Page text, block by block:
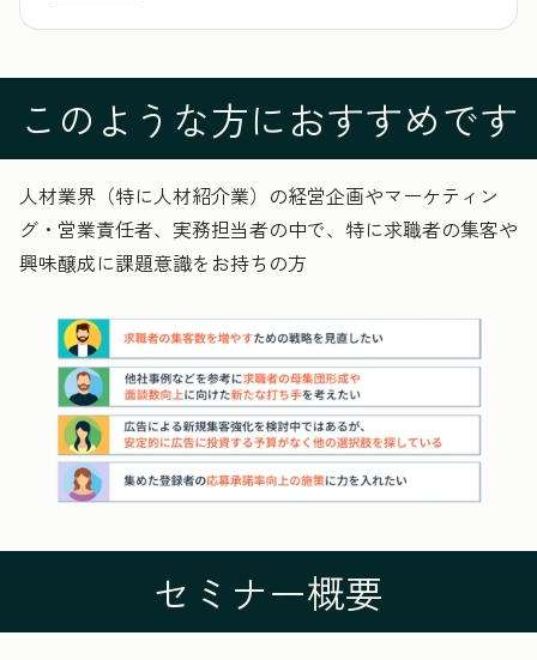
このような方におすすめです
人材業界（特に人材紹介業）の経営企画やマーケティン
グ・営業責任者、実務担当者の中で、特に求職者の集客や
興味醸成に課題意識をお持ちの方
セミナー概要